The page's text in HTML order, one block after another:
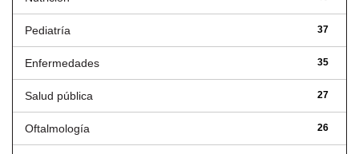
37
Pediatría
35
Enfermedades
27
Salud pública
26
Oftalmología